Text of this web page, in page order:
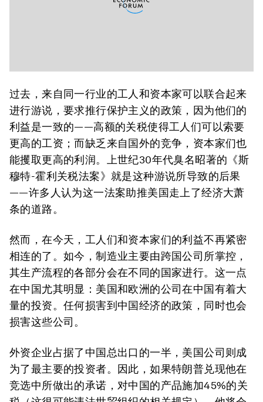
过去，来自同一行业的工人和资本家可以联合起来
进行游说，要求推行保护主义的政策，因为他们的
利益是一致的——高额的关税使得工人们可以索要
更高的工资；而缺乏来自国外的竞争，资本家们也
能攫取更高的利润。上世纪30年代臭名昭著的《斯
穆特-霍利关税法案》就是这种游说所导致的后果
——许多人认为这一法案助推美国走上了经济大萧
条的道路。
然而，在今天，工人们和资本家们的利益不再紧密
相连的了。如今，制造业主要由跨国公司所掌控，
其生产流程的各部分会在不同的国家进行。这一点
在中国尤其明显：美国和欧洲的公司在中国有着大
量的投资。任何损害到中国经济的政策，同时也会
损害这些公司。
外资企业占据了中国总出口的一半，美国公司则成
为了最主要的投资者。因此，如果特朗普兑现他在
竞选中所做出的承诺，对中国的产品施加45%的关